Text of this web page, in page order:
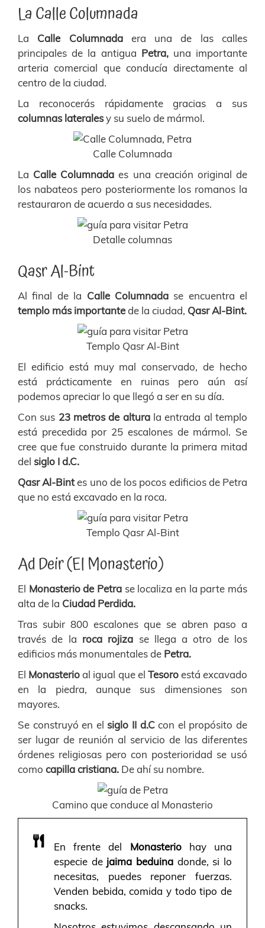
La Calle Columnada
La Calle Columnadaera una de las calles
principales de la antigua Petra, una importante
arteria comercial que conducía directamente al
centro de la ciudad.
La reconocerás rápidamente gracias a sus
columnas lateralesy su suelo de mármol.
Calle Columnada
La Calle Columnada es una creación original de
los nabateos pero posteriormente los romanos la
restauraron de acuerdo a sus necesidades.
Detalle columnas
Qasr Al-Bint
Al final de la Calle Columnadase encuentra el
templo más importantede la ciudad, Qasr Al-Bint.
Templo Qasr Al-Bint
El edificio está muy mal conservado, de hecho
está prácticamente en ruinas pero aún así
podemos apreciar lo que llegó a ser en su día.
Con sus 23 metros de alturala entrada al templo
está precedida por 25 escalones de mármol. Se
cree que fue construido durante la primera mitad
del siglo I d.C.
Qasr Al-Bintes uno de los pocos edificios de Petra
que no está excavado en la roca.
Templo Qasr Al-Bint
Ad Deir (El Monasterio)
El Monasterio de Petra se localiza en la parte más
alta de la Ciudad Perdida.
Tras subir 800 escalones que se abren paso a
través de la roca rojiza se llega a otro de los
edificios más monumentales de Petra.
El Monasterioal igual que el Tesoroestá excavado
en la piedra, aunque sus dimensiones son
mayores.
Se construyó en elsiglo II d.Ccon el propósito de
ser lugar de reunión al servicio de las diferentes
órdenes religiosas pero con posterioridad se usó
como capilla cristiana. De ahí su nombre.
Camino que conduce al Monasterio
En frente del Monasteriohay una
especie de jaima beduina donde, si lo
necesitas, puedes reponer fuerzas.
Venden bebida, comida y todo tipo de
snacks.